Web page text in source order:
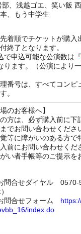
部、浅越ゴエ、笑い飯
、もう中学生
着順でチケットが購入
終了となります。
で申込可能な公演数は『
ります。（公演により
番号は、すべてコンピ
。
のお客様へ】
方は、必ず購入前に下
でお問い合わせくださ
等に障がいのある方で
前にお問い合わせくだ
い者手帳等のご提示を
問合せダイヤル 0570-
問合せフォーム
index.do